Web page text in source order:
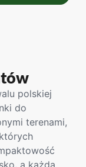
polskiej
do
terenami,
a każdą